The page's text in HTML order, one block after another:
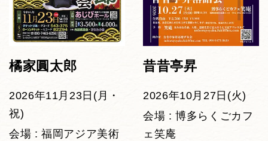
橘家圓太郎
2026年11月23日(月・
祝)
会場 : 福岡アジア美術
昔昔亭昇
2026年10月27日(火)
会場 : 博多らくごカフ
ェ笑庵